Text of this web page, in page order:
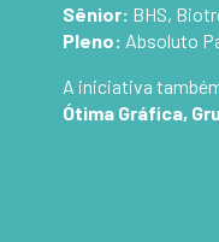
Sênior: BHS,
Pleno: Absoluto
A iniciativa
Ótima Gráfica,